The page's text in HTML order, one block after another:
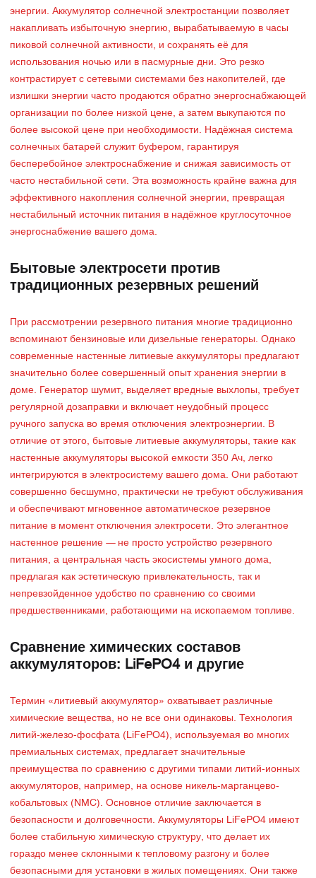
энергии. Аккумулятор солнечной электростанции позволяет
накапливать избыточную энергию, вырабатываемую в часы
пиковой солнечной активности, и сохранять её для
использования ночью или в пасмурные дни. Это резко
контрастирует с сетевыми системами без накопителей, где
излишки энергии часто продаются обратно энергоснабжающей
организации по более низкой цене, а затем выкупаются по
более высокой цене при необходимости. Надёжная система
солнечных батарей служит буфером, гарантируя
бесперебойное электроснабжение и снижая зависимость от
часто нестабильной сети. Эта возможность крайне важна для
эффективного накопления солнечной энергии, превращая
нестабильный источник питания в надёжное круглосуточное
энергоснабжение вашего дома.
Бытовые электросети против
традиционных резервных решений
При рассмотрении резервного питания многие традиционно
вспоминают бензиновые или дизельные генераторы. Однако
современные настенные литиевые аккумуляторы предлагают
значительно более совершенный опыт хранения энергии в
доме. Генератор шумит, выделяет вредные выхлопы, требует
регулярной дозаправки и включает неудобный процесс
ручного запуска во время отключения электроэнергии. В
отличие от этого, бытовые литиевые аккумуляторы, такие как
настенные аккумуляторы высокой емкости 350 Ач, легко
интегрируются в электросистему вашего дома. Они работают
совершенно бесшумно, практически не требуют обслуживания
и обеспечивают мгновенное автоматическое резервное
питание в момент отключения электросети. Это элегантное
настенное решение — не просто устройство резервного
питания, а центральная часть экосистемы умного дома,
предлагая как эстетическую привлекательность, так и
непревзойденное удобство по сравнению со своими
предшественниками, работающими на ископаемом топливе.
Сравнение химических составов
аккумуляторов: LiFePO4 и другие
Термин «литиевый аккумулятор» охватывает различные
химические вещества, но не все они одинаковы. Технология
литий-железо-фосфата (LiFePO4), используемая во многих
премиальных системах, предлагает значительные
преимущества по сравнению с другими типами литий-ионных
аккумуляторов, например, на основе никель-марганцево-
кобальтовых (NMC). Основное отличие заключается в
безопасности и долговечности. Аккумуляторы LiFePO4 имеют
более стабильную химическую структуру, что делает их
гораздо менее склонными к тепловому разгону и более
безопасными для установки в жилых помещениях. Они также